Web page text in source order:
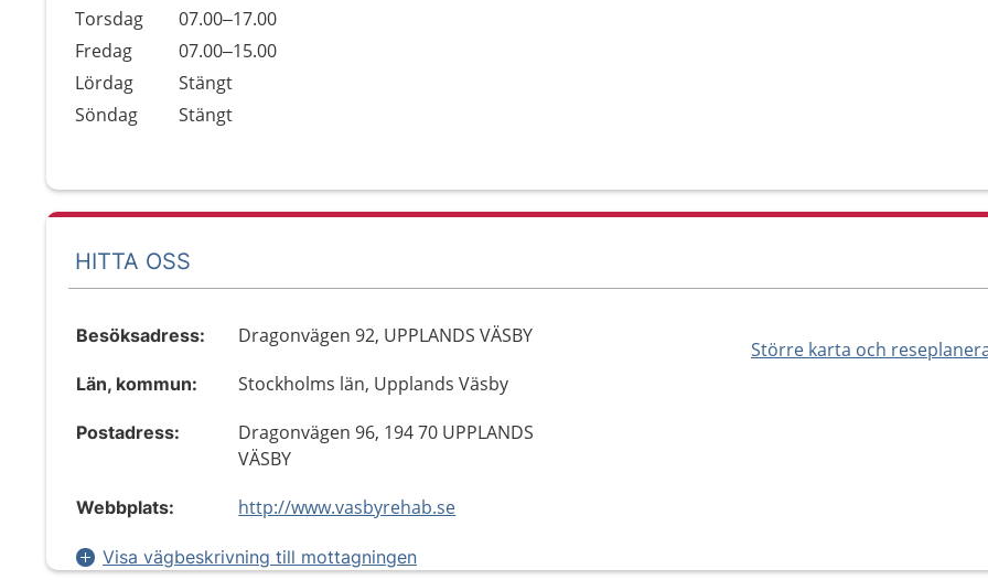
Torsdag
07.00–17.00
Fredag
07.00–15.00
Lördag
Stängt
Söndag
Stängt
HITTA OSS
Större karta och
Besöksadress: Dragonvägen 92, UPPLANDS VÄSBY
Län, kommun: Stockholms län, Upplands Väsby
Postadress:
Dragonvägen 96, 194 70 UPPLANDS
VÄSBY
Webbplats: http://www.vasbyrehab.se
Visa vägbeskrivning till mottagningen